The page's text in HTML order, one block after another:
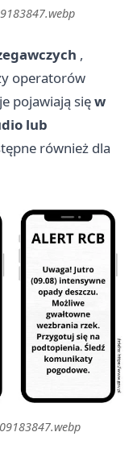
,
operatorów
pojawiają sięw
lub
również dla